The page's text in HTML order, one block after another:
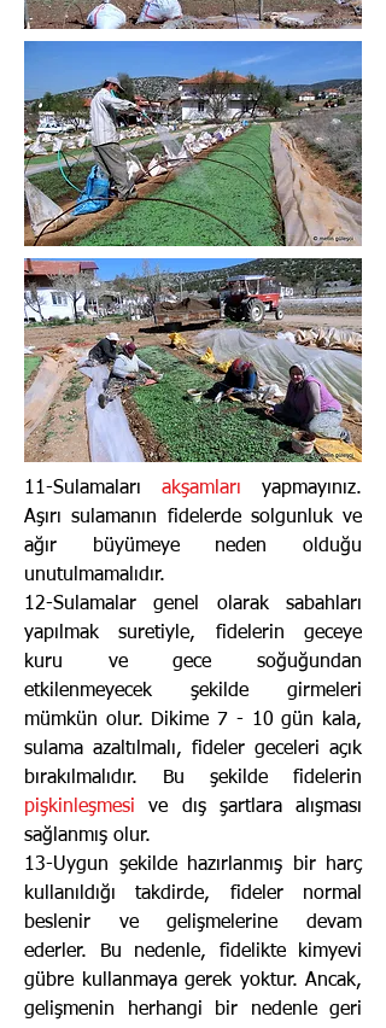
11-Sulamaları akşamları yapmayınız.
Aşırı sulamanın fidelerde solgunluk ve
ağır büyümeye neden olduğu
unutulmamalıdır.
12-Sulamalar genel olarak sabahları
yapılmak suretiyle, fidelerin geceye
kuru ve gece soğuğundan
etkilenmeyecek şekilde girmeleri
mümkün olur. Dikime 7 - 10 gün kala,
sulama azaltılmalı, fideler geceleri açık
bırakılmalıdır. Bu şekilde fidelerin
pişkinleşmesive dış şartlara alışması
sağlanmış olur.
13-Uygun şekilde hazırlanmış bir harç
kullanıldığı takdirde, fideler normal
beslenir ve gelişmelerine devam
ederler. Bu nedenle, fidelikte kimyevi
gübre kullanmaya gerek yoktur. Ancak,
gelişmenin herhangi bir nedenle geri